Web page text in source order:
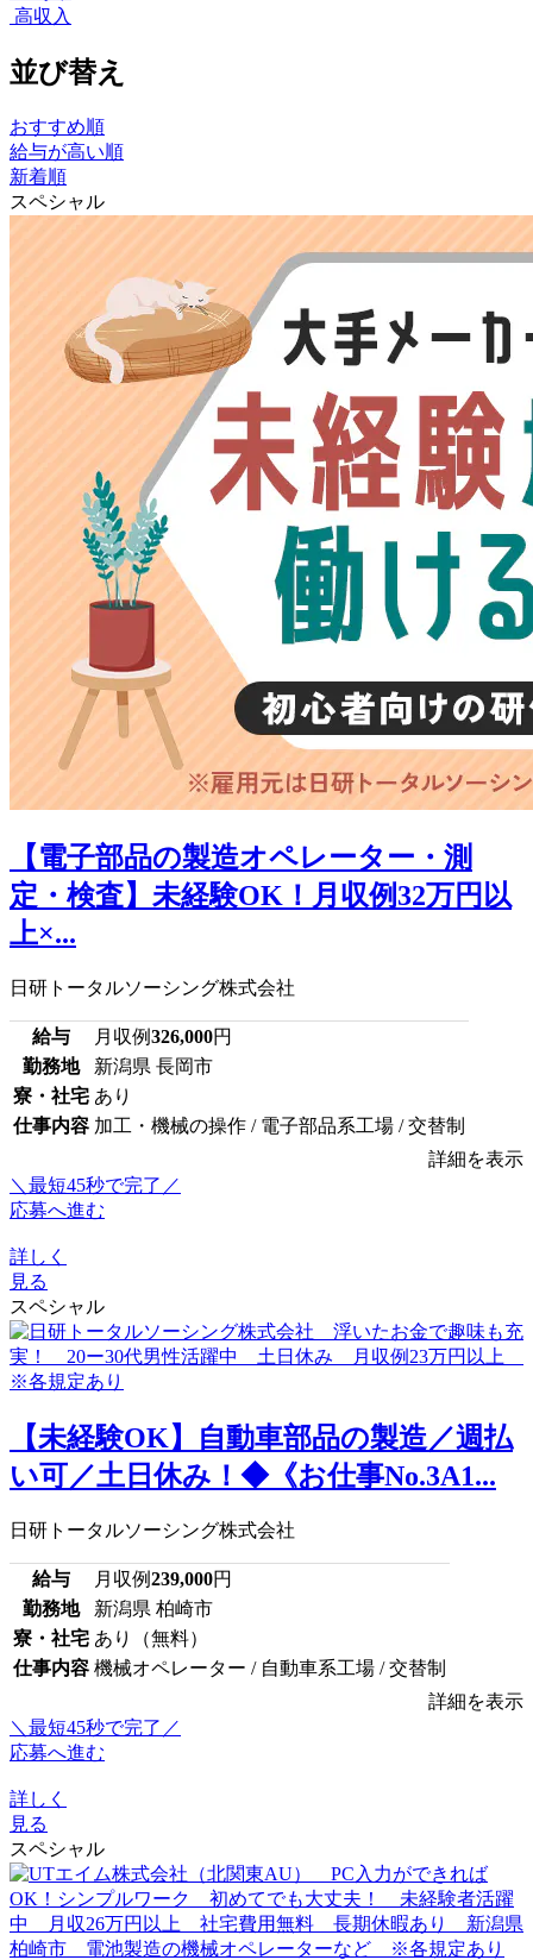
高収入
並び替え
おすすめ順
給与が高い順
新着順
スペシャル
【電子部品の製造オペレーター・測
定・検査】未経験OK！月収例32万円以
上×...
日研トータルソーシング株式会社
給与 月収例326,000円
勤務地
新潟県 長岡市
寮・社宅 あり
仕事内容 加工・機械の操作 / 電子部品系工場 / 交替制
詳細を表示
＼最短45秒で完了／
応募へ進む
詳しく
見る
スペシャル
【未経験OK】自動車部品の製造／週払
い可／土日休み！◆《お仕事No.3A1...
日研トータルソーシング株式会社
給与 月収例239,000円
勤務地
新潟県 柏崎市
寮・社宅 あり（無料）
仕事内容 機械オペレーター / 自動車系工場 / 交替制
詳細を表示
＼最短45秒で完了／
応募へ進む
詳しく
見る
スペシャル